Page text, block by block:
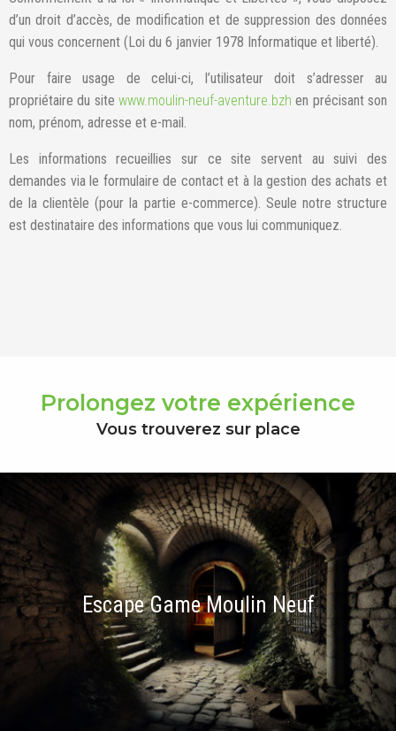
d’un droit d’accès, de modification et de suppression des données
qui vous concernent (Loi du 6 janvier 1978 Informatique et liberté).
Pour faire usage de celui-ci, l’utilisateur doit s’adresser au
propriétaire du site www.moulin-neuf-aventure.bzh en précisant son
nom, prénom, adresse et e-mail.
Les informations recueillies sur ce site servent au suivi des
demandes via le formulaire de contact et à la gestion des achats et
de la clientèle (pour la partie e-commerce). Seule notre structure
est destinataire des informations que vous lui communiquez.
Prolongez votre expérience
Vous trouverez sur place
Escape Game Moulin Neuf